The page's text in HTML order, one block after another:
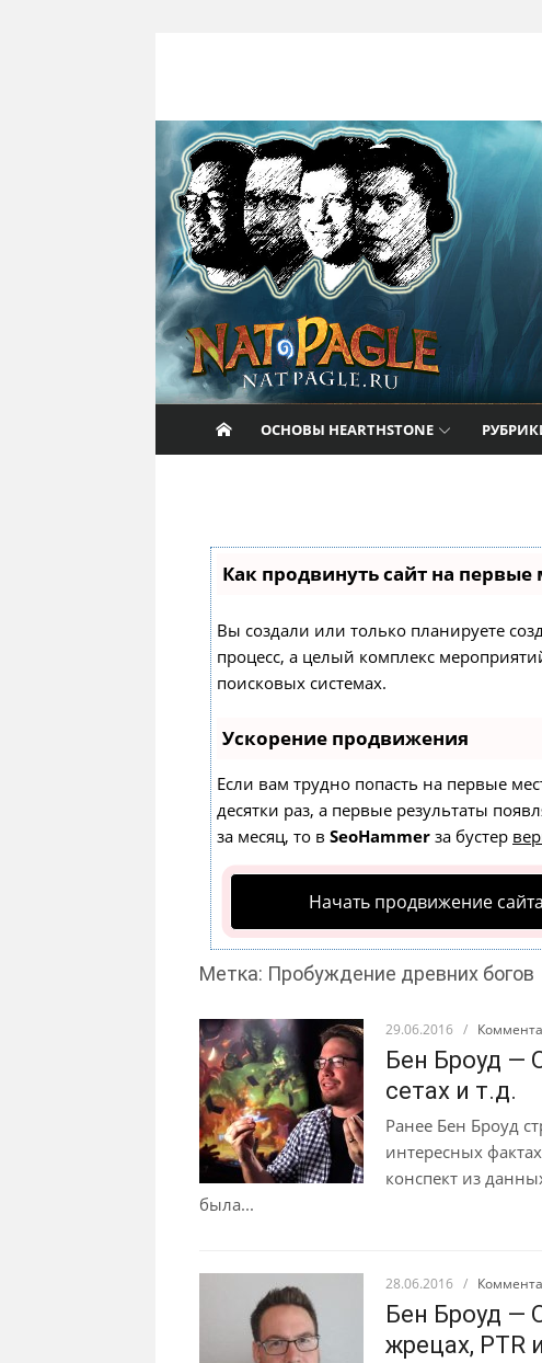
Hearthstone.
ОСНОВЫ HEARTHSTONE
Как продвинуть сайт на первые
Вы создали или только планируете
процесс, а целый комплекс
поисковых системах.
Ускорение продвижения
Если вам трудно попасть на первые
десятки раз, а первые результаты
за месяц, то в SeoHammer за бустер
Начать продвижение сайта
Метка: Пробуждение древних богов
29.06.2016 /
Бен Броуд —
сетах и т.д.
Ранее Бен Броуд
интересных
конспект из
была...
28.06.2016 /
Бен Броуд —
жрецах, PTR